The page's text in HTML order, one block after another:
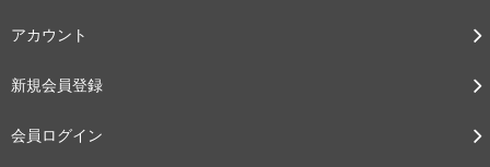
アカウント
新規会員登録
会員ログイン